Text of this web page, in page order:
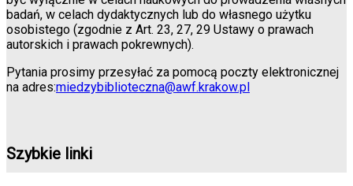
badań, w celach dydaktycznych lub do własnego użytku
osobistego (zgodnie z Art. 23, 27, 29 Ustawy o prawach
autorskich i prawach pokrewnych).
Pytania prosimy przesyłać za pomocą poczty elektronicznej
na adres:miedzybiblioteczna@awf.krakow.pl
Szybkie linki